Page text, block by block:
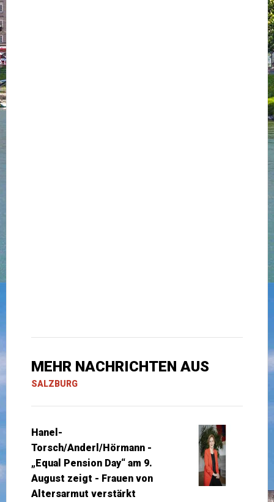
MEHR NACHRICHTEN AUS
SALZBURG
Hanel-
Torsch/Anderl/Hörmann -
„Equal Pension Day“ am 9.
August zeigt - Frauen von
Altersarmut verstärkt